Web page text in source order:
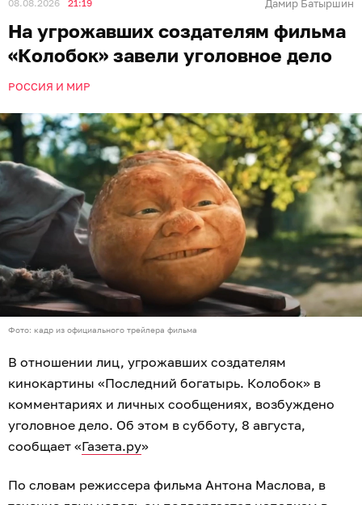
08.08.2026 21:19 Дамир Батыршин
На угрожавших создателям фильма
«Колобок» завели уголовное дело
РОССИЯ И МИР
Фото: кадр из официального трейлера фильма
В отношении лиц, угрожавших создателям
кинокартины «Последний богатырь. Колобок» в
комментариях и личных сообщениях, возбуждено
уголовное дело. Об этом в субботу, 8 августа,
сообщает «Газета.ру»
По словам режиссера фильма Антона Маслова, в